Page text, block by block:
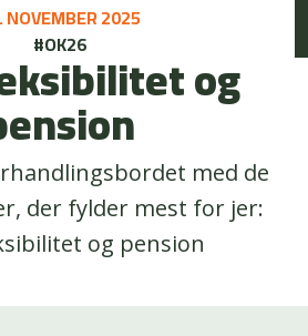
NOVEMBER 2025
#OK26
og
med de
der fylder mest for jer:
og pension